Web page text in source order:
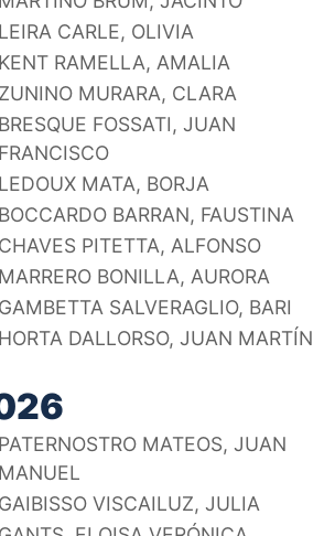
LEIRA CARLE, OLIVIA
KENT RAMELLA, AMALIA
ZUNINO MURARA, CLARA
BRESQUE FOSSATI, JUAN
FRANCISCO
LEDOUX MATA, BORJA
BOCCARDO BARRAN, FAUSTINA
CHAVES PITETTA, ALFONSO
MARRERO BONILLA, AURORA
GAMBETTA SALVERAGLIO, BARI
HORTA DALLORSO, JUAN MARTÍN
PATERNOSTRO MATEOS, JUAN
MANUEL
GAIBISSO VISCAILUZ, JULIA